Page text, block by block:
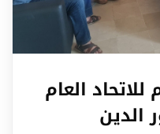
العام
الدين